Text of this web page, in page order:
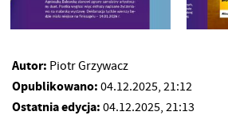
Autor: Piotr Grzywacz
Opublikowano: 04.12.2025, 21:12
Ostatnia edycja: 04.12.2025, 21:13